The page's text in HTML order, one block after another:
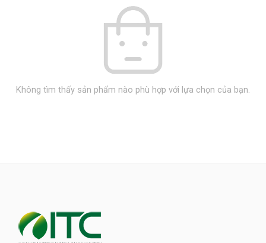
Không tìm thấy sản phẩm nào phù hợp với lựa chọn của bạn.